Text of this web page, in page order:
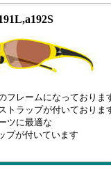
フレームになっておりま
プが付いておりま
最適な
付いています